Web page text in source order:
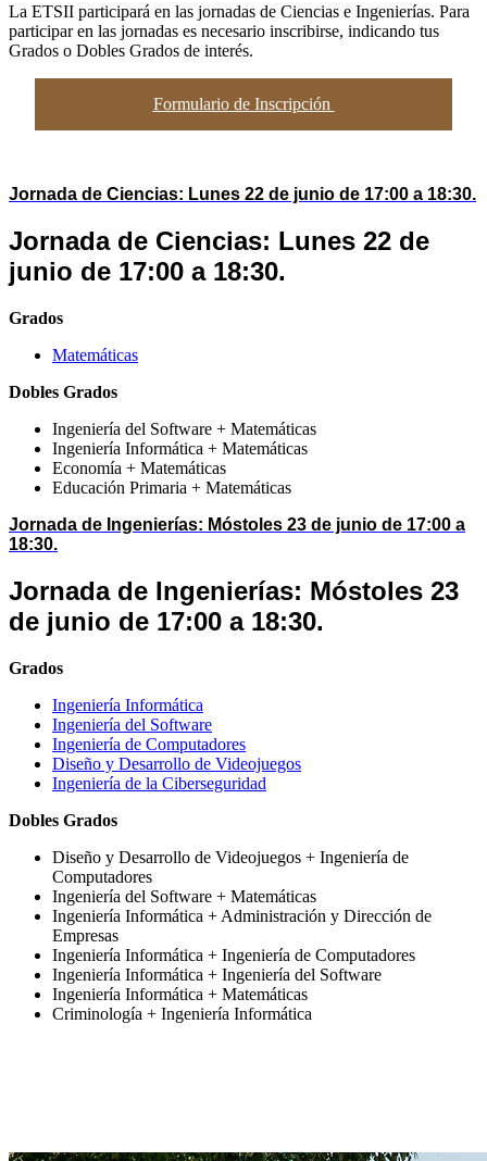
La ETSII participará en las jornadas de Ciencias e Ingenierías. Para
participar en las jornadas es necesario inscribirse, indicando tus
Grados o Dobles Grados de interés.
Formulario de Inscripción
Jornada de Ciencias: Lunes 22 de junio de 17:00 a 18:30.
Jornada de Ciencias: Lunes 22 de
junio de 17:00 a 18:30.
Grados
Matemáticas
Dobles Grados
Ingeniería del Software + Matemáticas
Ingeniería Informática + Matemáticas
Economía + Matemáticas
Educación Primaria + Matemáticas
Jornada de Ingenierías: Móstoles 23 de junio de 17:00 a
18:30.
Jornada de Ingenierías: Móstoles 23
de junio de 17:00 a 18:30.
Grados
Ingeniería Informática
Ingeniería del Software
Ingeniería de Computadores
Diseño y Desarrollo de Videojuegos
Ingeniería de la Ciberseguridad
Dobles Grados
Diseño y Desarrollo de Videojuegos + Ingeniería de
Computadores
Ingeniería del Software + Matemáticas
Ingeniería Informática + Administración y Dirección de
Empresas
Ingeniería Informática + Ingeniería de Computadores
Ingeniería Informática + Ingeniería del Software
Ingeniería Informática + Matemáticas
Criminología + Ingeniería Informática